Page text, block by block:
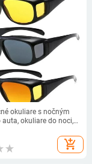
okuliare s nočným
auta, okuliare do noci,
vodiča, unisex slnečné
ochranou, darčekové
add_shopping_cart